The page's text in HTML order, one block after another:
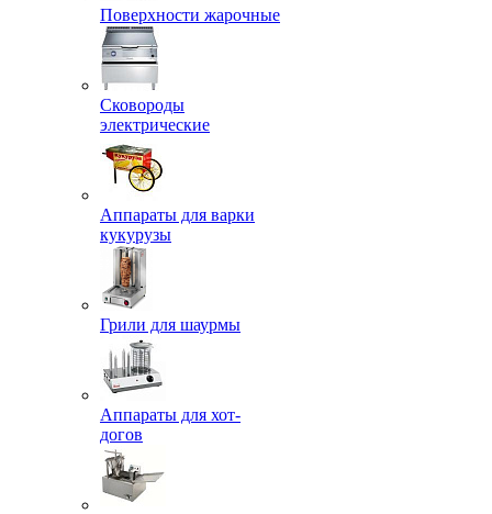
Поверхности жарочные
Сковороды
электрические
Аппараты для варки
кукурузы
Грили для шаурмы
Аппараты для хот-
догов